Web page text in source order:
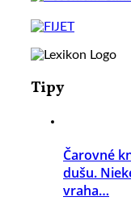
Tipy
Čarovné
dušu.
vraha…